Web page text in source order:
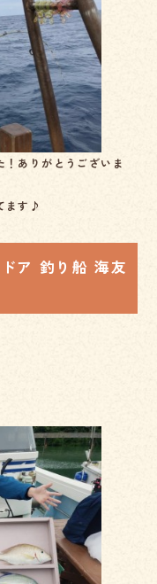
ありがとうございま
ます♪
ア 釣り船 海友